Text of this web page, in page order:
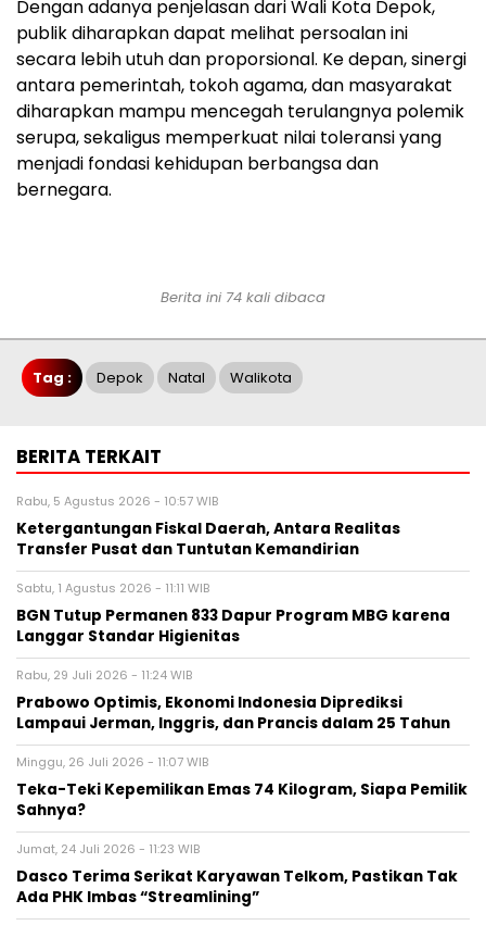
Dengan adanya penjelasan dari Wali Kota Depok,
publik diharapkan dapat melihat persoalan ini
secara lebih utuh dan proporsional. Ke depan, sinergi
antara pemerintah, tokoh agama, dan masyarakat
diharapkan mampu mencegah terulangnya polemik
serupa, sekaligus memperkuat nilai toleransi yang
menjadi fondasi kehidupan berbangsa dan
bernegara.
Berita ini 74 kali dibaca
Tag : Depok Natal Walikota
BERITA TERKAIT
Rabu, 5 Agustus 2026 - 10:57 WIB
Ketergantungan Fiskal Daerah, Antara Realitas
Transfer Pusat dan Tuntutan Kemandirian
Sabtu, 1 Agustus 2026 - 11:11 WIB
BGN Tutup Permanen 833 Dapur Program MBG karena
Langgar Standar Higienitas
Rabu, 29 Juli 2026 - 11:24 WIB
Prabowo Optimis, Ekonomi Indonesia Diprediksi
Lampaui Jerman, Inggris, dan Prancis dalam 25 Tahun
Minggu, 26 Juli 2026 - 11:07 WIB
Teka-Teki Kepemilikan Emas 74 Kilogram, Siapa Pemilik
Sahnya?
Jumat, 24 Juli 2026 - 11:23 WIB
Dasco Terima Serikat Karyawan Telkom, Pastikan Tak
Ada PHK Imbas “Streamlining”